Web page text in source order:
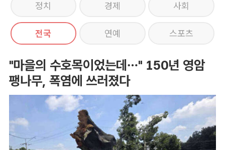
정치 경제 사회
전국 연예 스포츠
"마을의 수호목이었는데…" 150년 영암
팽나무, 폭염에 쓰러졌다